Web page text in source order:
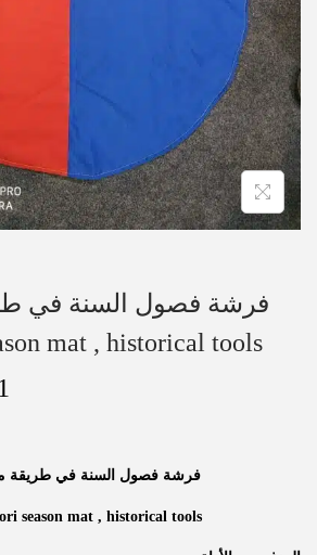
فرشة فصول السنة في
mat , historical tools
فرشة فصول السنة في طريقة
season mat , historical tools